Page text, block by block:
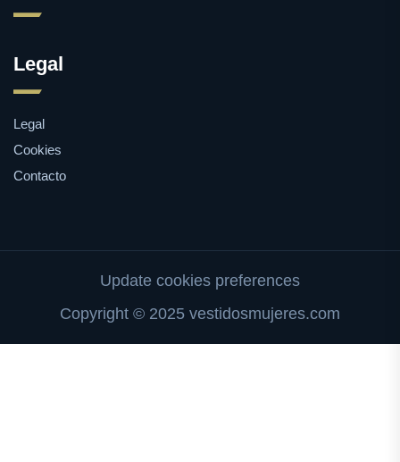
Legal
Legal
Cookies
Contacto
Update cookies preferences
Copyright © 2025 vestidosmujeres.com